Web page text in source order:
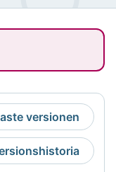
versionen